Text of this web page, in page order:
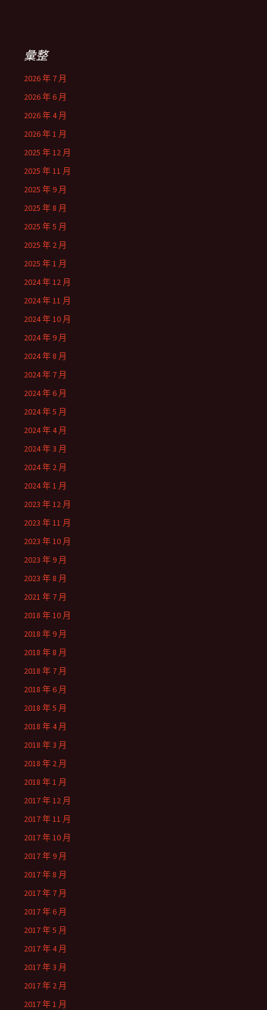
彙整
2026 年 7 月
2026 年 6 月
2026 年 4 月
2026 年 1 月
2025 年 12 月
2025 年 11 月
2025 年 9 月
2025 年 8 月
2025 年 5 月
2025 年 2 月
2025 年 1 月
2024 年 12 月
2024 年 11 月
2024 年 10 月
2024 年 9 月
2024 年 8 月
2024 年 7 月
2024 年 6 月
2024 年 5 月
2024 年 4 月
2024 年 3 月
2024 年 2 月
2024 年 1 月
2023 年 12 月
2023 年 11 月
2023 年 10 月
2023 年 9 月
2023 年 8 月
2021 年 7 月
2018 年 10 月
2018 年 9 月
2018 年 8 月
2018 年 7 月
2018 年 6 月
2018 年 5 月
2018 年 4 月
2018 年 3 月
2018 年 2 月
2018 年 1 月
2017 年 12 月
2017 年 11 月
2017 年 10 月
2017 年 9 月
2017 年 8 月
2017 年 7 月
2017 年 6 月
2017 年 5 月
2017 年 4 月
2017 年 3 月
2017 年 2 月
2017 年 1 月